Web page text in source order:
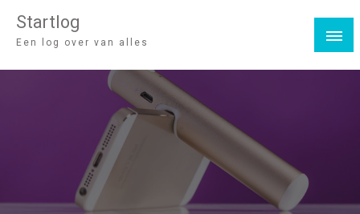
Startlog
Een log over van alles